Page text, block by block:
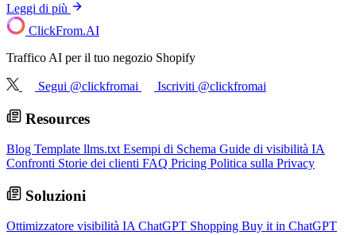
Leggi di più
ClickFrom.AI
Traffico AI per il tuo negozio Shopify
Segui @clickfromai Iscriviti @clickfromai
Resources
Blog Template llms.txt Esempi di Schema Guide di visibilità IA
Confronti Storie dei clienti FAQ Pricing Politica sulla Privacy
Soluzioni
Ottimizzatore visibilità IA ChatGPT Shopping Buy it in ChatGPT